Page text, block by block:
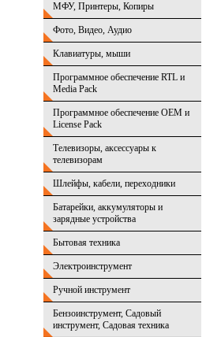
МФУ, Принтеры, Копиры
Фото, Видео, Аудио
Клавиатуры, мыши
Программное обеспечение RTL и
Media Pack
Программное обеспечение OEM и
License Pack
Телевизоры, аксессуары к
телевизорам
Шлейфы, кабели, переходники
Батарейки, аккумуляторы и
зарядные устройства
Бытовая техника
Электроинструмент
Ручной инструмент
Бензоинструмент, Садовый
инструмент, Садовая техника